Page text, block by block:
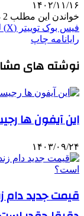
۱۴۰۲/۱۱/۱۶
خواندن این مطلب 2 دقیقه زمان میبرد
فیس بوک توییتر (X)
رایانامه چاپ
نوشته های
این آیفون ها
۱۴۰۳/۰۹/۲۴
قیمت جدید